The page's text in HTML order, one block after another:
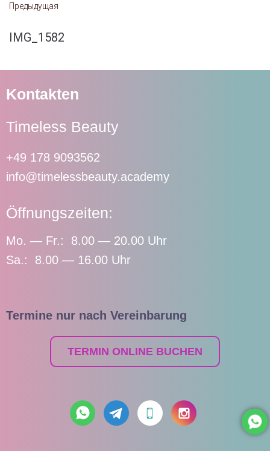
Предыдущая
IMG_1582
Kontakten
Timeless Beauty
+49 178 9093562
info@timelessbeauty.academy
Öffnungszeiten:
Mo. — Fr.: 8.00 — 20.00 Uhr
Sa.: 8.00 — 16.00 Uhr
Termine nur nach Vereinbarung
TERMIN ONLINE BUCHEN